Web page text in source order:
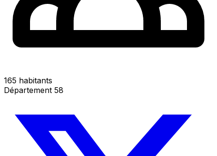
165 habitants
Département 58